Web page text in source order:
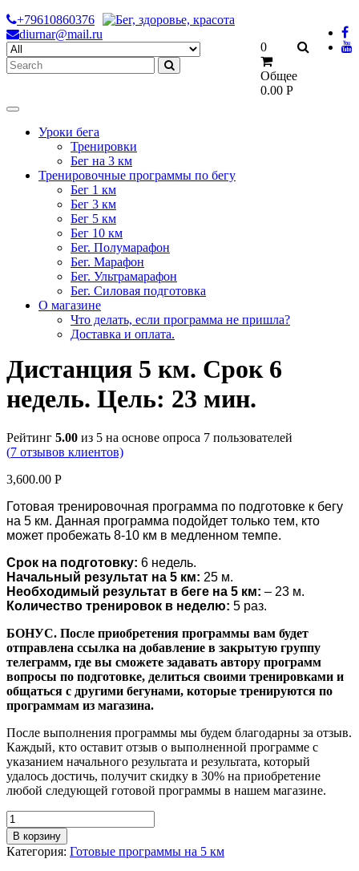
Skip
to
content
+79610860376
diurnar@mail.ru
0
Общее
0.00 Р
Уроки бега
Тренировки
Бег на 3 км
Тренировочные программы по бегу
Бег 1 км
Бег 3 км
Бег 5 км
Бег 10 км
Бег. Полумарафон
Бег. Марафон
Бег. Ультрамарафон
Бег. Силовая подготовка
О магазине
Что делать, если программа не пришла?
Доставка и оплата.
Search
for:
Дистанция 5 км. Срок 6
недель. Цель: 23 мин.
Рейтинг 5.00 из 5 на основе опроса 7 пользователей
(7 отзывов клиентов)
3,600.00 Р
Готовая тренировочная программа по подготовке к бегу
на 5 км. Данная программа подойдет только тем, кто
может пробежать 8-10 км в медленном темпе.
Срок на подготовку: 6 недель.
Начальный результат на 5 км: 25 м.
Необходимый результат в беге на 5 км: – 23 м.
Количество тренировок в неделю: 5 раз.
БОНУС. После приобретения программы вам будет
отправлена ссылка на добавление в закрытую группу
телеграмм, где вы сможете задавать автору программ
вопросы по подготовке, делиться своими тренировками и
общаться с другими бегунами, которые тренируются по
программам из магазина.
После выполнения программы мы будем благодарны за отзыв.
Каждый, кто оставит отзыв о выполненной программе с
указанием начального результата и результата, который
удалось достичь, получит скидку в 30% на приобретение
любой следующей готовой программы в нашем магазине.
Количество
В корзину
Категория: Готовые программы на 5 км